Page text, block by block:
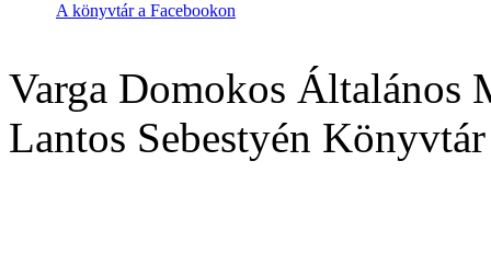
A könyvtár a Facebookon
Varga Domokos Általános
Lantos Sebestyén